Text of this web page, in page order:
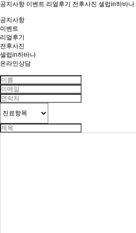
공지사항 이벤트 리얼후기 전후사진 셀럽in하바나
공지사항
이벤트
리얼후기
전후사진
셀럽in하바나
온라인상담